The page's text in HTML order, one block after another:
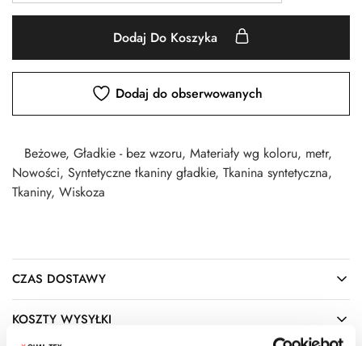
Dodaj Do Koszyka
Dodaj do obserwowanych
Beżowe, Gładkie - bez wzoru, Materiały wg koloru, metr,
Nowości, Syntetyczne tkaniny gładkie, Tkanina syntetyczna,
Tkaniny, Wiskoza
CZAS DOSTAWY
KOSZTY WYSYŁKI